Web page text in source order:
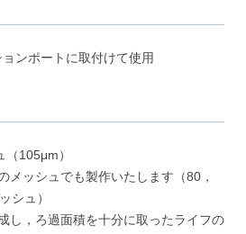
ンポートに取付けて使用
105μm）
メッシュでも製作いたします（80，
シュ）
し，ろ過面積を十分に取ったライフの